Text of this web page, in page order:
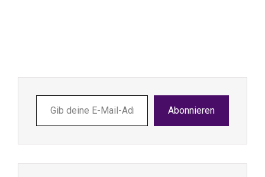
deine
E-
ein ...
Abonnieren